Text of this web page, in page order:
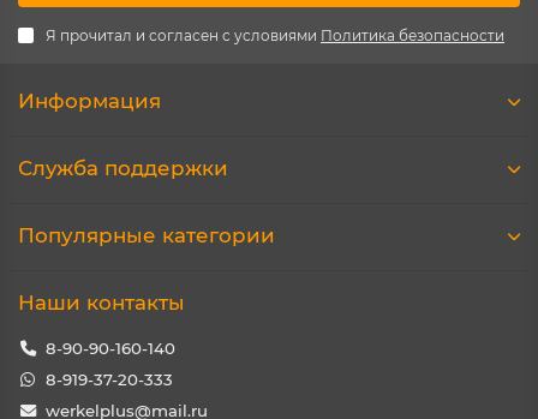
Я прочитал и согласен с условиями Политика безопасности
Информация
Служба поддержки
Популярные категории
Наши контакты
8-90-90-160-140
8-919-37-20-333
werkelplus@mail.ru